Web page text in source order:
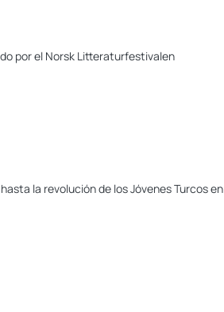
por el Norsk Litteraturfestivalen
la revolución de los Jóvenes Turcos en